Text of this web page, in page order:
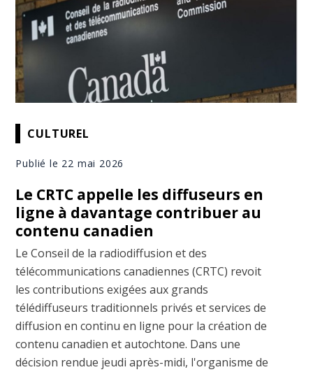
CULTUREL
Publié le 22 mai 2026
Le CRTC appelle les diffuseurs en
ligne à davantage contribuer au
contenu canadien
Le Conseil de la radiodiffusion et des
télécommunications canadiennes (CRTC) revoit
les contributions exigées aux grands
télédiffuseurs traditionnels privés et services de
diffusion en continu en ligne pour la création de
contenu canadien et autochtone. Dans une
décision rendue jeudi après-midi, l'organisme de